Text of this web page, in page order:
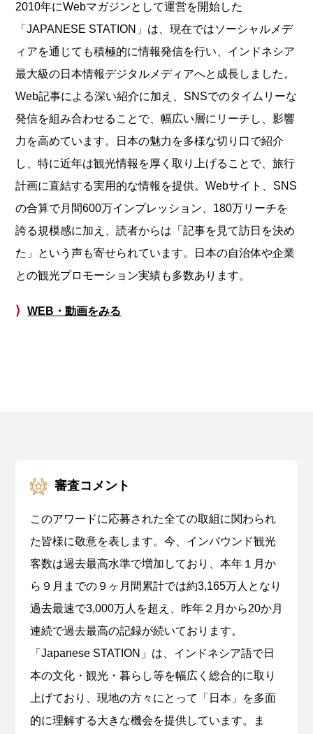
2010年にWebマガジンとして運営を開始した
「JAPANESE STATION」は、現在ではソーシャルメデ
ィアを通じても積極的に情報発信を行い、インドネシア
最大級の日本情報デジタルメディアへと成長しました。
Web記事による深い紹介に加え、SNSでのタイムリーな
発信を組み合わせることで、幅広い層にリーチし、影響
力を高めています。日本の魅力を多様な切り口で紹介
し、特に近年は観光情報を厚く取り上げることで、旅行
計画に直結する実用的な情報を提供。Webサイト、SNS
の合算で月間600万インプレッション、180万リーチを
誇る規模感に加え、読者からは「記事を見て訪日を決め
た」という声も寄せられています。日本の自治体や企業
との観光プロモーション実績も多数あります。
⟩ WEB・動画をみる
審査コメント
このアワードに応募された全ての取組に関わられ
た皆様に敬意を表します。今、インバウンド観光
客数は過去最高水準で増加しており、本年１月か
ら９月までの９ヶ月間累計では約3,165万人となり
過去最速で3,000万人を超え、昨年２月から20か月
連続で過去最高の記録が続いております。
「Japanese STATION」は、インドネシア語で日
本の文化・観光・暮らし等を幅広く総合的に取り
上げており、現地の方々にとって「日本」を多面
的に理解する大きな機会を提供しています。ま